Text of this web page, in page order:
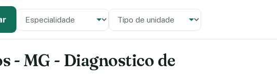
Especialidade
Tipo de unidade
- MG - Diagnostico de